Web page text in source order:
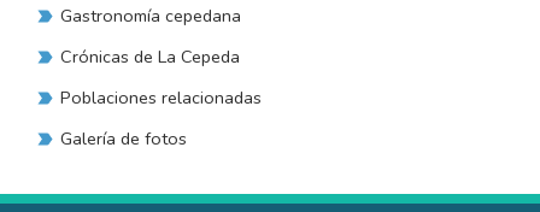
Gastronomía cepedana
Crónicas de La Cepeda
Poblaciones relacionadas
Galería de fotos